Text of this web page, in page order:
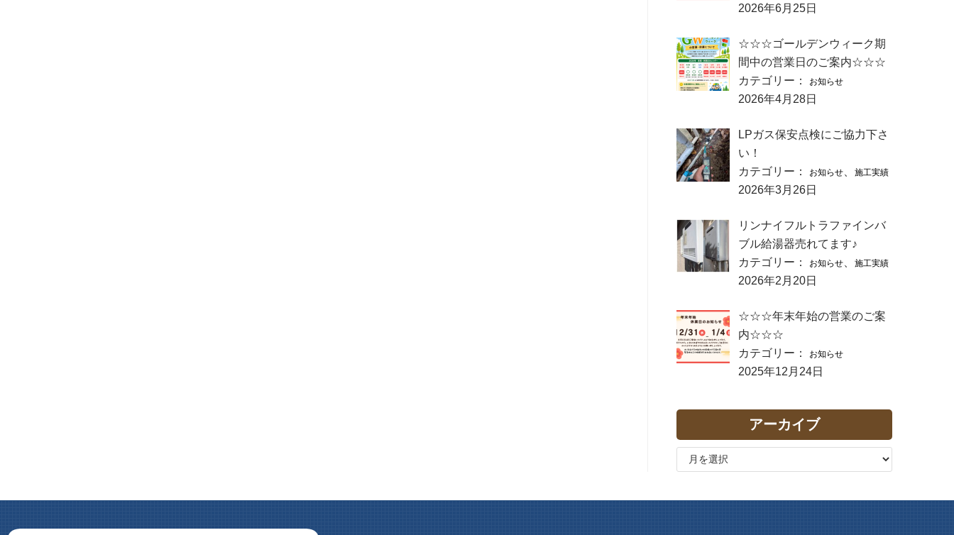
2026年6月25日
☆☆☆ゴールデンウィーク期
間中の営業日のご案内☆☆☆
カテゴリー：
お知らせ
2026年4月28日
LPガス保安点検にご協力下さ
い！
カテゴリー：
お知らせ 施工実績
2026年3月26日
リンナイフルトラファインバ
ブル給湯器売れてます♪
カテゴリー：
お知らせ 施工実績
2026年2月20日
☆☆☆年末年始の営業のご案
内☆☆☆
カテゴリー：
お知らせ
2025年12月24日
アーカイブ